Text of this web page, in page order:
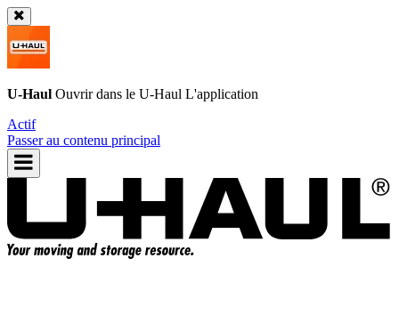
U-Haul Ouvrir dans le U-Haul L'application
Actif
Passer au contenu principal